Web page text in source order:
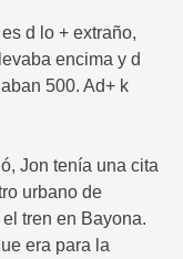
d lo + extraño,
encima y d
500. Ad+ k
Jon tenía una cita
urbano de
tren en Bayona.
era para la